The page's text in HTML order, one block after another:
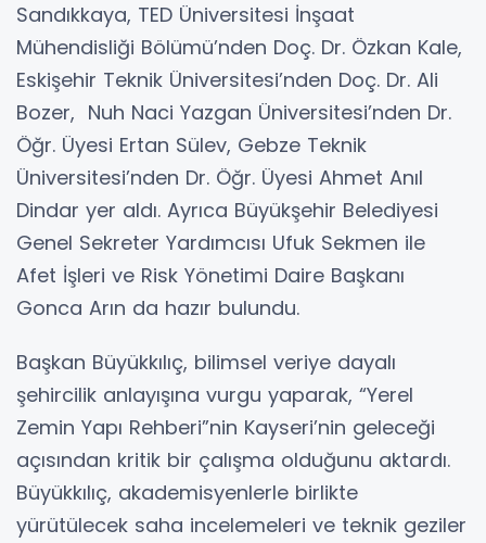
Sandıkkaya, TED Üniversitesi İnşaat
Mühendisliği Bölümü’nden Doç. Dr. Özkan Kale,
Eskişehir Teknik Üniversitesi’nden Doç. Dr. Ali
Bozer, Nuh Naci Yazgan Üniversitesi’nden Dr.
Öğr. Üyesi Ertan Sülev, Gebze Teknik
Üniversitesi’nden Dr. Öğr. Üyesi Ahmet Anıl
Dindar yer aldı. Ayrıca Büyükşehir Belediyesi
Genel Sekreter Yardımcısı Ufuk Sekmen ile
Afet İşleri ve Risk Yönetimi Daire Başkanı
Gonca Arın da hazır bulundu.
Başkan Büyükkılıç, bilimsel veriye dayalı
şehircilik anlayışına vurgu yaparak, “Yerel
Zemin Yapı Rehberi”nin Kayseri’nin geleceği
açısından kritik bir çalışma olduğunu aktardı.
Büyükkılıç, akademisyenlerle birlikte
yürütülecek saha incelemeleri ve teknik geziler